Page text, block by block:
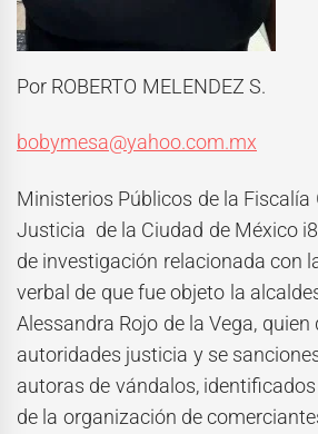
Por ROBERTO MELENDEZ S.
bobymesa@yahoo.com.mx
Ministerios Públicos de la Fiscalía
Justicia de la Ciudad de México
de investigación relacionada con
verbal de que fue objeto la
Alessandra Rojo de la Vega,
autoridades justicia y se
autoras de vándalos,
de la organización de